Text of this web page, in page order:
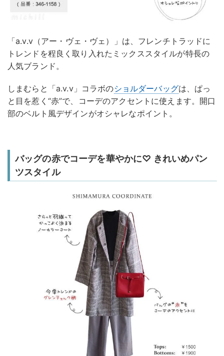
「a.v.v（アー・ヴェ・ヴェ）」は、フレンチトラッドに
トレンドを程良く取り入れたミックススタイルが特長の
人気ブランド。
しまむらと「a.v.v」コラボのショルダーバッグは、ぱっ
と目を惹く“赤”で、コーデのアクセントに使えます。開口
部のベルト風デザインがオシャレなポイント。
バッグの赤でコーデを華やかに♡ きれいめパン
ツスタイル